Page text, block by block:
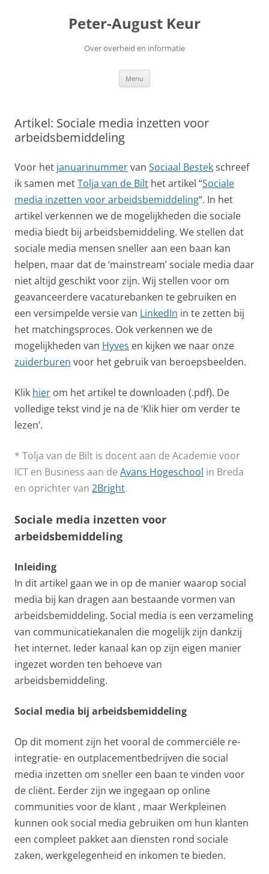
Peter-August Keur
Over overheid en informatie
Menu
Artikel: Sociale media inzetten voor
arbeidsbemiddeling
Voor het januarinummervan Sociaal Bestekschreef
ik samen metTolja van de Bilt het artikel “Sociale
media inzetten voor arbeidsbemiddeling“. In het
artikel verkennen we de mogelijkheden die sociale
media biedt bij arbeidsbemiddeling. We stellen dat
sociale media mensen sneller aan een baan kan
helpen, maar dat de ‘mainstream’ sociale media daar
niet altijd geschikt voor zijn. Wij stellen voor om
geavanceerdere vacaturebanken te gebruiken en
een versimpelde versie van LinkedIn in te zetten bij
het matchingsproces. Ook verkennen we de
mogelijkheden van Hyves en kijken we naar onze
zuiderburen voor het gebruik van beroepsbeelden.
Klik hier om het artikel te downloaden (.pdf). De
volledige tekst vind je na de ‘Klik hier om verder te
lezen’.
* Tolja van de Bilt is docent aan de Academie voor
ICT en Business aan de Avans Hogeschool in Breda
en oprichter van 2Bright.
Sociale media inzetten voor
arbeidsbemiddeling
Inleiding
In dit artikel gaan we in op de manier waarop social
media bij kan dragen aan bestaande vormen van
arbeidsbemiddeling. Social media is een verzameling
van communicatiekanalen die mogelijk zijn dankzij
het internet. Ieder kanaal kan op zijn eigen manier
ingezet worden ten behoeve van
arbeidsbemiddeling.
Social media bij arbeidsbemiddeling
Op dit moment zijn het vooral de commerciële re-
integratie- en outplacementbedrijven die social
media inzetten om sneller een baan te vinden voor
de cliënt. Eerder zijn we ingegaan op online
communities voor de klant , maar Werkpleinen
kunnen ook social media gebruiken om hun klanten
een compleet pakket aan diensten rond sociale
zaken, werkgelegenheid en inkomen te bieden.